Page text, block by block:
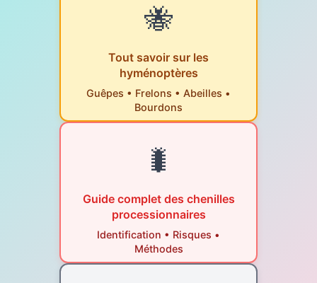
🐝
Tout savoir sur les
hyménoptères
Guêpes • Frelons • Abeilles •
Bourdons
🐛
Guide complet des chenilles
processionnaires
Identification • Risques •
Méthodes